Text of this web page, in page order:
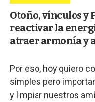
Otoño, vínculos y
reactivar la
atraer armonía y
Por eso, hoy quiero
simples pero
y limpiar nuestros